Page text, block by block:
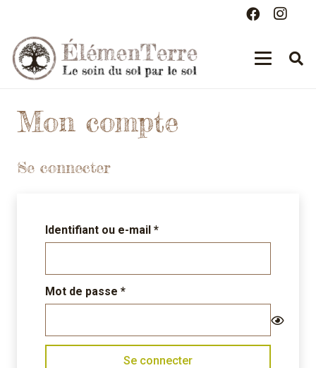
Mon compte
Se connecter
Identifiant ou e-mail *Obligatoire
Mot de passe *Obligatoire
Se connecter